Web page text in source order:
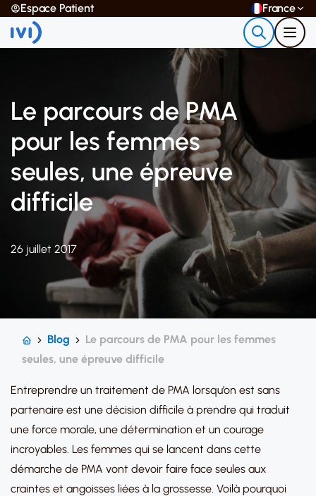
Espace Patient France
Le parcours de PMA
pour les femmes
seules, une épreuve
difficile
26 juillet 2017
Blog
Le parcours de PMA pour les femmes
seules, une épreuve difficile
Entreprendre un traitement de PMA lorsqu’on est sans
partenaire est une décision difficile à prendre qui traduit
une force morale, une détermination et un courage
incroyables. Les femmes qui se lancent dans cette
démarche de PMA vont devoir faire face seules aux
craintes et angoisses liées à la grossesse. Voilà pourquoi